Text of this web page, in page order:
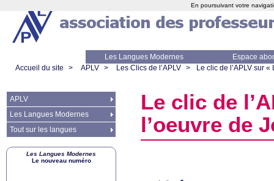
Les Langues Modernes
Espace
Accueil du site
> APLV > Les Clics de l’APLV > Le clic de l’APLV sur «
Le clic de l’
l’oeuvre de
APLV
Les Langues Modernes
Tout sur les langues
Les Langues Modernes
Le nouveau numéro
En poursuivant votre